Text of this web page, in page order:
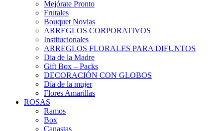
Mejórate Pronto
Frutales
Bouquet Novias
ARREGLOS CORPORATIVOS
Institucionales
ARREGLOS FLORALES PARA DIFUNTOS
Dia de la Madre
Gift Box – Packs
DECORACIÓN CON GLOBOS
Día de la mujer
Flores Amarillas
ROSAS
Ramos
Box
Canastas